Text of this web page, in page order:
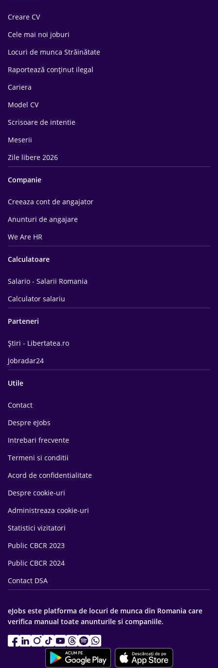
Creare CV
Cele mai noi joburi
Locuri de munca Străinătate
Raportează conținut ilegal
Cariera
Model CV
Scrisoare de intentie
Meserii
Zile libere 2026
Companie
Creeaza cont de angajator
Anunturi de angajare
We Are HR
Calculatoare
Salario - Salarii Romania
Calculator salariu
Parteneri
Știri - Libertatea.ro
Jobradar24
Utile
Contact
Despre eJobs
Intrebari frecvente
Termeni si conditii
Acord de confidentialitate
Despre cookie-uri
Administreaza cookie-uri
Statistici vizitatori
Public CBCR 2023
Public CBCR 2024
Contact DSA
eJobs este platforma de locuri de munca din Romania care
verifica manual toate anunturile si companiile.